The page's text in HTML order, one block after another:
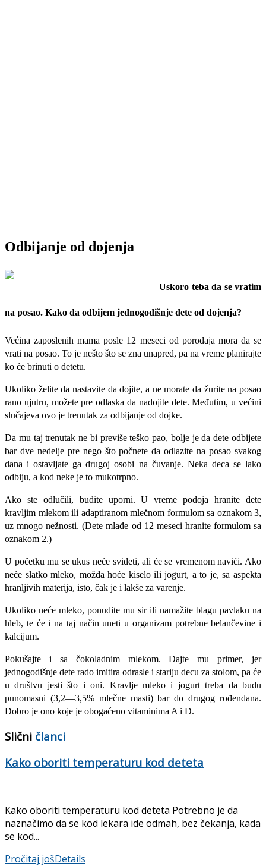
Odbijanje od dojenja
Uskoro teba da se vratim
na posao. Kako da odbijem jednogodišnje dete od dojenja?
Većina zaposlenih mama posle 12 meseci od porođaja mora da se
vrati na posao. To je nešto što se zna unapred, pa na vreme planirajte
ko će brinuti o detetu.
Ukoliko želite da nastavite da dojite, a ne morate da žurite na posao
rano ujutru, možete pre odlaska da nadojite dete. Međutim, u većini
slučajeva ovo je trenutak za odbijanje od dojke.
Da mu taj trenutak ne bi previše teško pao, bolje je da dete odbijete
bar dve nedelje pre nego što počnete da odlazite na posao svakog
dana i ostavljate ga drugoj osobi na čuvanje. Neka deca se lako
odbiju, a kod neke je to mukotrpno.
Ako ste odlučili, budite uporni. U vreme podoja hranite dete
kravljim mlekom ili adaptiranom mlečnom formulom sa oznakom 3,
uz mnogo nežnosti. (Dete mlađe od 12 meseci hranite formulom sa
oznakom 2.)
U početku mu se ukus neće svideti, ali će se vremenom navići. Ako
neće slatko mleko, možda hoće kiselo ili jogurt, a to je, sa aspekta
hranljivih materija, isto, čak je i lakše za varenje.
Ukoliko neće mleko, ponudite mu sir ili namažite blagu pavlaku na
hleb, te će i na taj način uneti u organizam potrebne belančevine i
kalcijum.
Pokušajte i sa čokoladnim mlekom. Dajte mu primer, jer
jednogodišnje dete rado imitira odrasle i stariju decu za stolom, pa će
u društvu jesti što i oni. Kravlje mleko i jogurt treba da budu
punomasni (3,2—3,5% mlečne masti) bar do drugog rođendana.
Dobro je ono koje je obogaćeno vitaminima A i D.
Slični članci
Kako oboriti temperaturu kod deteta
Kako oboriti temperaturu kod deteta Potrebno je da
naznačimo da se kod lekara ide odmah, bez čekanja, kada
se kod...
Pročitaj jošDetails